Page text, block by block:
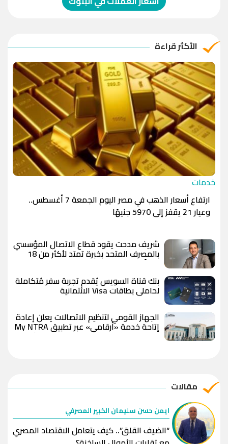
الريال القطري
الدينار الأردني
-1.0000
-1.0000
الأكثر قراءة
خدمات
ارتفاع أسعار الذهب في مصر اليوم الجمعة 7 أغسطس..
وعيار 21 يقفز إلى 5970 جنيهًا
شريف مدحت يقود قطاع الاتصال المؤسسي
بالمصرف المتحد بخبرة تمتد لأكثر من 18
عاماً
بنك قناة السويس يُقدم تجربة سفر مُتكاملة
لحاملي بطاقات Visa الائتمانية
الجهاز القومي لتنظيم الاتصالات يعلن إعادة
إتاحة خدمة «أرقامي» عبر تطبيق My NTRA
بحل فني مؤقت لحين استكمال التحديثات
مقالات
ايمن حسن سليمان الخبير المصرفي
“الضيف القلق”.. كيف يتعامل الاقتصاد المصري